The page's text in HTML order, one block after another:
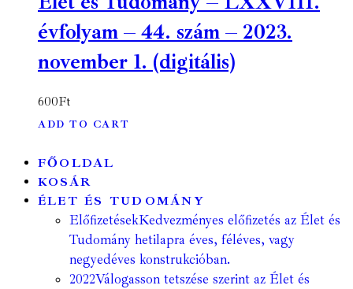
évfolyam – 44. szám – 2023.
november 1. (digitális)
600Ft
ADD TO CART
FŐOLDAL
KOSÁR
ÉLET ÉS TUDOMÁNY
ElőfizetésekKedvezményes előfizetés az Élet és
Tudomány hetilapra éves, féléves, vagy
negyedéves konstrukcióban.
2022Válogasson tetszése szerint az Élet és